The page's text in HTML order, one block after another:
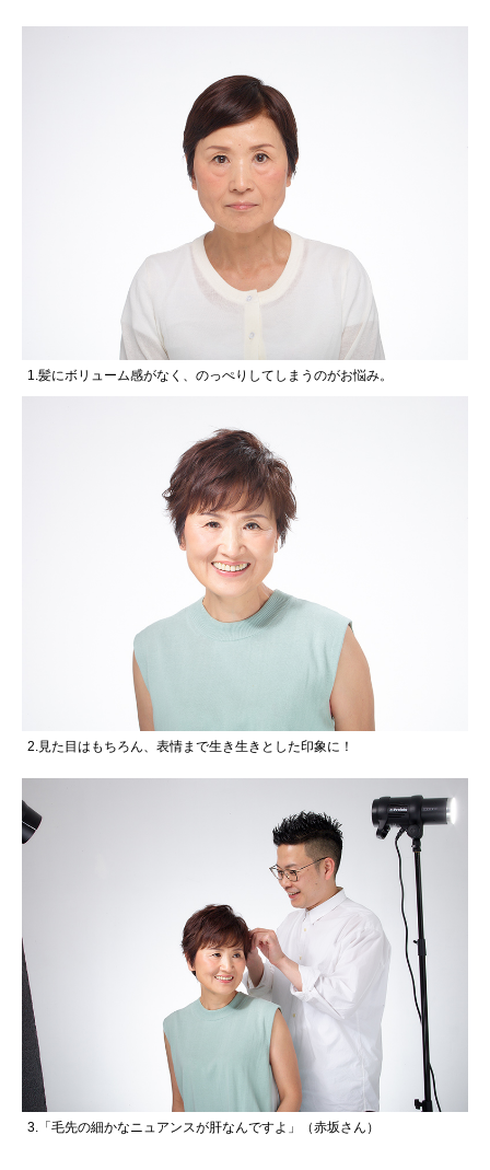
1.髪にボリューム感がなく、のっぺりしてしまうのがお悩み。
2.見た目はもちろん、表情まで生き生きとした印象に！
3.「毛先の細かなニュアンスが肝なんですよ」（赤坂さん）